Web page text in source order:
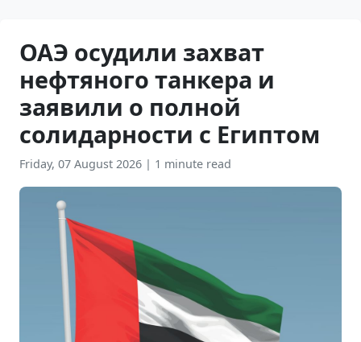
ОАЭ осудили захват
нефтяного танкера и
заявили о полной
солидарности с Египтом
Friday, 07 August 2026 | 1 minute read